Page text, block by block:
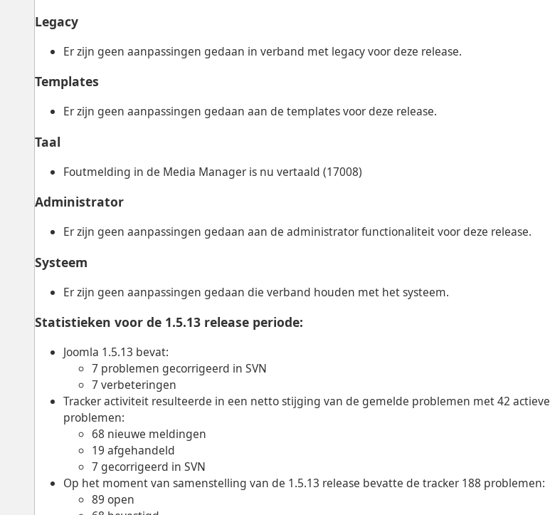
Legacy
Er zijn geen aanpassingen gedaan in verband met legacy voor deze release.
Templates
Er zijn geen aanpassingen gedaan aan de templates voor deze release.
Taal
Foutmelding in de Media Manager is nu vertaald (17008)
Administrator
Er zijn geen aanpassingen gedaan aan de administrator functionaliteit voor deze release.
Systeem
Er zijn geen aanpassingen gedaan die verband houden met het systeem.
Statistieken voor de 1.5.13 release periode:
Joomla 1.5.13 bevat:
7 problemen gecorrigeerd in SVN
7 verbeteringen
Tracker activiteit resulteerde in een netto stijging van de gemelde problemen met 42 actieve
problemen:
68 nieuwe meldingen
19 afgehandeld
7 gecorrigeerd in SVN
Op het moment van samenstelling van de 1.5.13 release bevatte de tracker 188 problemen:
89 open